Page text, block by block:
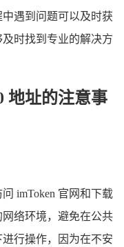
遇到问题可以及时获
时找到专业的解决方
地址的注意事
问 imToken 官网和下载
络环境，避免在公共
行操作，因为在不安